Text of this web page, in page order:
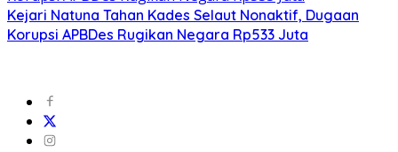
Kejari Natuna Tahan Kades Selaut Nonaktif, Dugaan
Korupsi APBDes Rugikan Negara Rp533 Juta